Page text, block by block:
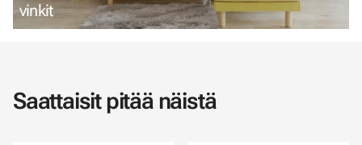
vinkit
Saattaisit pitää näistä